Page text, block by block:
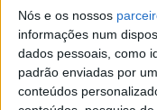
Nós e os nossos
informações num
dados pessoais, como
padrão enviadas por
conteúdos
A região Norte é a